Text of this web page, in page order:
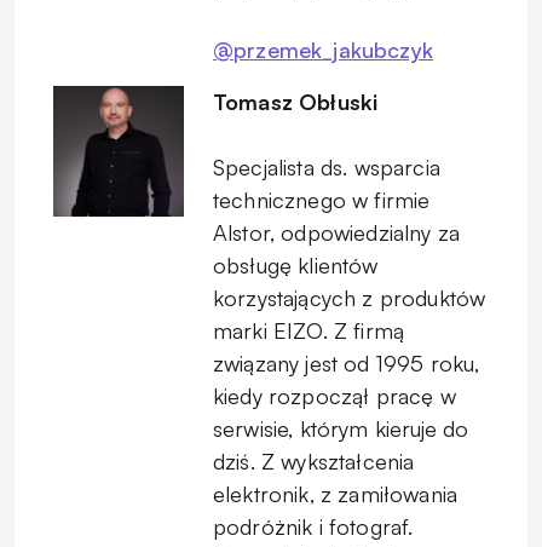
@przemek_jakubczyk
Tomasz Obłuski
Specjalista ds. wsparcia
technicznego w firmie
Alstor, odpowiedzialny za
obsługę klientów
korzystających z produktów
marki EIZO. Z firmą
związany jest od 1995 roku,
kiedy rozpoczął pracę w
serwisie, którym kieruje do
dziś. Z wykształcenia
elektronik, z zamiłowania
podróżnik i fotograf.